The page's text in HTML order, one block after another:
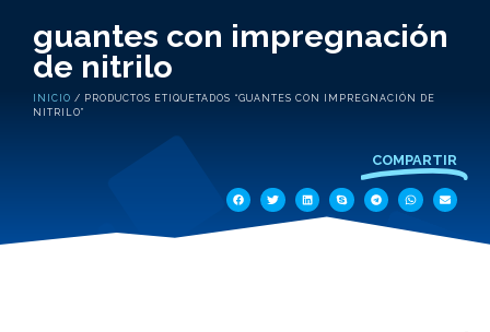
guantes con impregnación
de nitrilo
INICIO / PRODUCTOS ETIQUETADOS “GUANTES CON IMPREGNACIÓN DE
NITRILO”
COMPARTIR